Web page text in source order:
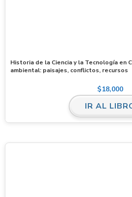
Historia de la Ciencia y la Tecnología en
ambiental: paisajes, conflictos, recursos
$18,000
IR AL